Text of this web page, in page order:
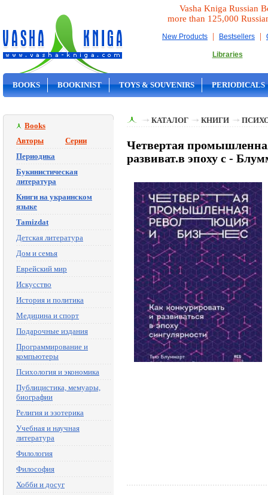
Vasha Kniga Russian
more than 125,000
New Products | Bestsellers |
Libraries
BOOKS BOOKINIST TOYS & SOUVENIRS PERIODICALS
Books
Авторы
Серии
Периодика
Букинистическая
литература
Книги на украинском
языке
Tamizdat
Детская литература
Дом и семья
Еврейский мир
Искусство
История и политика
Медицина и спорт
Подарочные издания
Программирование и
компьютеры
Психология и экономика
Публицистика, мемуары,
биографии
Религия и эзотерика
Учебная и научная
литература
Филология
Философия
Хобби и досуг
КАТАЛОГ КНИГИ
Четвертая
развиват.в эпоху с -